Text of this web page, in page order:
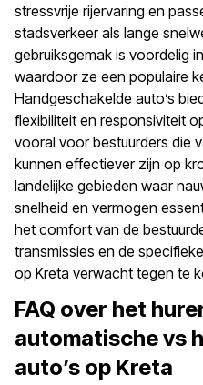
stressvrije rijervaring en
stadsverkeer als lange
gebruiksgemak is voordelig
waardoor ze een populaire
Handgeschakelde auto’s
flexibiliteit en responsiviteit
vooral voor bestuurders die
kunnen effectiever zijn op
landelijke gebieden waar
snelheid en vermogen
het comfort van de
transmissies en de
op Kreta verwacht tegen te
FAQ over het
automatische vs
auto’s op Kreta